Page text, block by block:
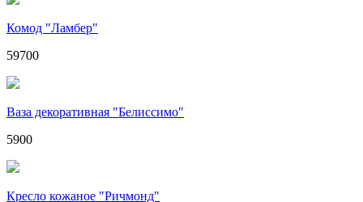
Комод "Ламбер"
59700
Ваза декоративная "Белиссимо"
5900
Кресло кожаное "Ричмонд"